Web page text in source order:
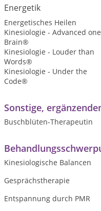
Energetik
Energetisches Heilen
Kinesiologie - Advanced one
Brain®
Kinesiologie - Louder than
Words®
Kinesiologie - Under the
Code®
Sonstige,
Buschblüten-Therapeutin
Kinesiologische Balancen
Gesprächstherapie
Entspannung durch PMR